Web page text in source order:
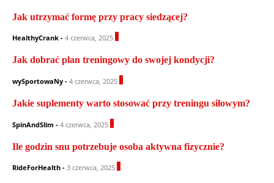
Jak utrzymać formę przy pracy siedzącej?
HealthyCrank - 4 czerwca, 2025
Jak dobrać plan treningowy do swojej kondycji?
wySportowaNy - 4 czerwca, 2025
Jakie suplementy warto stosować przy treningu siłowym?
SpinAndSlim - 4 czerwca, 2025
Ile godzin snu potrzebuje osoba aktywna fizycznie?
RideForHealth - 3 czerwca, 2025